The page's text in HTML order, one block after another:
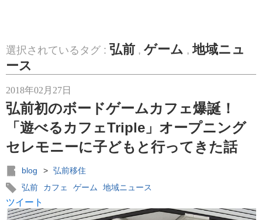
選択されているタグ : 弘前 , ゲーム ,地域ニュ
ース
2018年02月27日
弘前初のボードゲームカフェ爆誕！
「遊べるカフェTriple」オープニング
セレモニーに子どもと行ってきた話
blog > 弘前移住
弘前
カフェ ゲーム 地域ニュース
ツイート